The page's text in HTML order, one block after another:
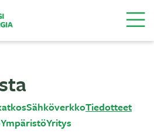
SähköverkkoTiedotteet
YmpäristöYritys